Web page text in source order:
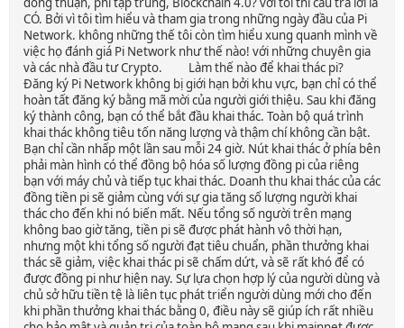
CÓ. Bởi vì tôi tìm hiểu và tham gia trong những ngày đầu của Pi
Network. không những thế tôi còn tìm hiểu xung quanh mình về
việc họ đánh giá Pi Network như thế nào! với những chuyên gia
và các nhà đầu tư Crypto. Làm thế nào để khai thác pi?
Đăng ký Pi Network không bị giới hạn bởi khu vực, bạn chỉ có thể
hoàn tất đăng ký bằng mã mời của người giới thiệu. Sau khi đăng
ký thành công, bạn có thể bắt đầu khai thác. Toàn bộ quá trình
khai thác không tiêu tốn năng lượng và thậm chí không cần bật.
Bạn chỉ cần nhấp một lần sau mỗi 24 giờ. Nút khai thác ở phía bên
phải màn hình có thể đồng bộ hóa số lượng đồng pi của riêng
bạn với máy chủ và tiếp tục khai thác. Doanh thu khai thác của các
đồng tiền pi sẽ giảm cùng với sự gia tăng số lượng người khai
thác cho đến khi nó biến mất. Nếu tổng số người trên mạng
không bao giờ tăng, tiền pi sẽ được phát hành vô thời hạn,
nhưng một khi tổng số người đạt tiêu chuẩn, phần thưởng khai
thác sẽ giảm, việc khai thác pi sẽ chấm dứt, và sẽ rất khó để có
được đồng pi như hiện nay. Sự lựa chọn hợp lý của người dùng và
chủ sở hữu tiền tệ là liên tục phát triển người dùng mới cho đến
khi phần thưởng khai thác bằng 0, điều này sẽ giúp ích rất nhiều